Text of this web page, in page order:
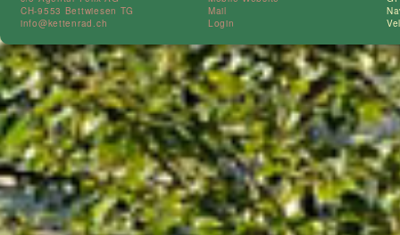
CH-9553 Bettwiesen TG
info@kettenrad.ch
Mail
Login